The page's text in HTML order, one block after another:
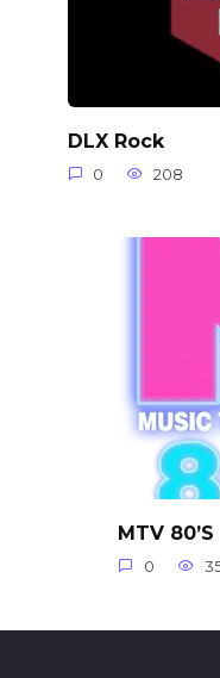
DLX Rock
0 208
MTV 80’S
0